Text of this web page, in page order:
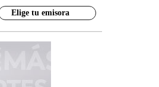
Elige tu emisora